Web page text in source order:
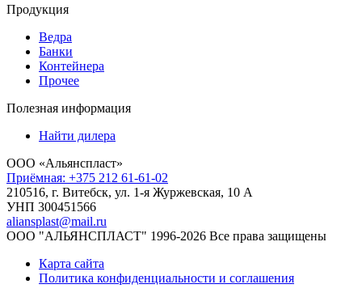
Продукция
Ведра
Банки
Контейнера
Прочее
Полезная информация
Найти дилера
ООО «Альянспласт»
Приёмная: +375 212 61-61-02
210516, г. Витебск, ул. 1-я Журжевская, 10 А
УНП 300451566
aliansplast@mail.ru
ООО "АЛЬЯНСПЛАСТ" 1996-2026 Все права защищены
Карта сайта
Политика конфиденциальности и соглашения